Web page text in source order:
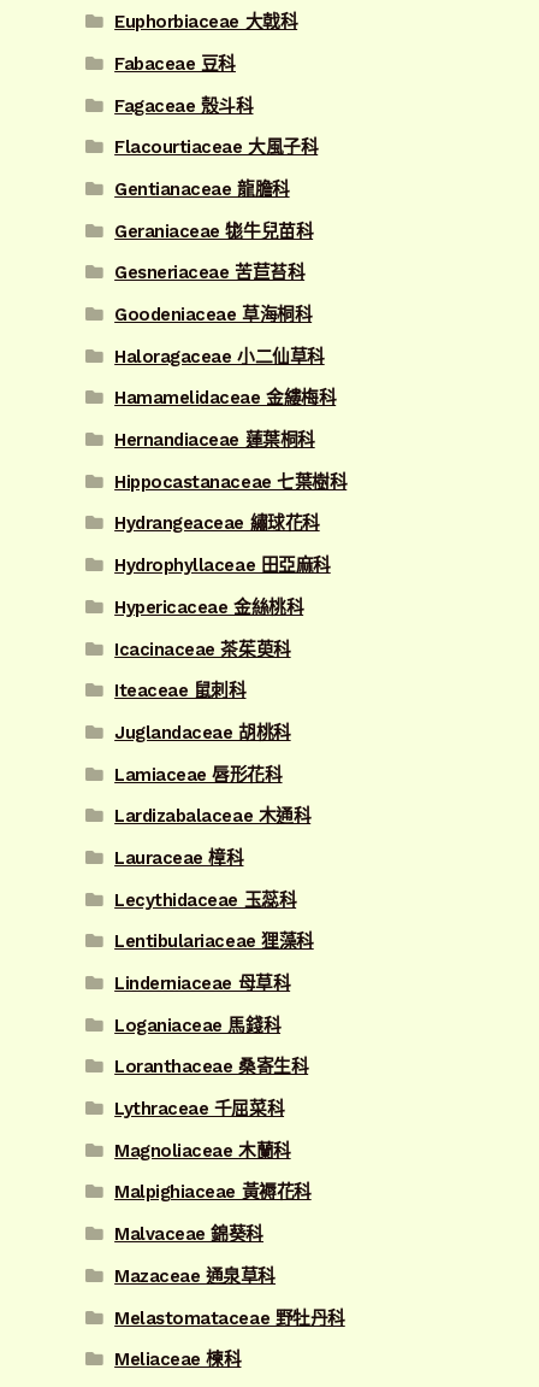
Euphorbiaceae 大戟科
Fabaceae 豆科
Fagaceae 殼斗科
Flacourtiaceae 大風子科
Gentianaceae 龍膽科
Geraniaceae 牻牛兒苗科
Gesneriaceae 苦苣苔科
Goodeniaceae 草海桐科
Haloragaceae 小二仙草科
Hamamelidaceae 金縷梅科
Hernandiaceae 蓮葉桐科
Hippocastanaceae 七葉樹科
Hydrangeaceae 繡球花科
Hydrophyllaceae 田亞麻科
Hypericaceae 金絲桃科
Icacinaceae 茶茱萸科
Iteaceae 鼠刺科
Juglandaceae 胡桃科
Lamiaceae 唇形花科
Lardizabalaceae 木通科
Lauraceae 樟科
Lecythidaceae 玉蕊科
Lentibulariaceae 狸藻科
Linderniaceae 母草科
Loganiaceae 馬錢科
Loranthaceae 桑寄生科
Lythraceae 千屈菜科
Magnoliaceae 木蘭科
Malpighiaceae 黃褥花科
Malvaceae 錦葵科
Mazaceae 通泉草科
Melastomataceae 野牡丹科
Meliaceae 楝科